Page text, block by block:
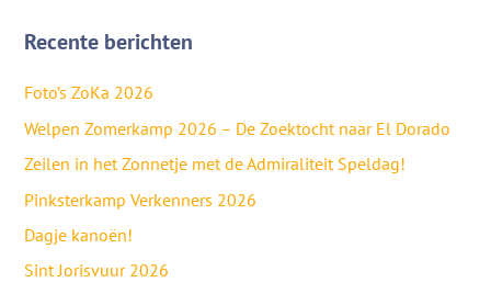
Recente berichten
Foto’s ZoKa 2026
Welpen Zomerkamp 2026 – De Zoektocht naar El Dorado
Zeilen in het Zonnetje met de Admiraliteit Speldag!
Pinksterkamp Verkenners 2026
Dagje kanoën!
Sint Jorisvuur 2026